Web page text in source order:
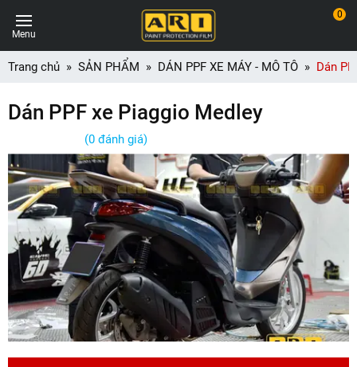
Menu
0
Trang chủ SẢN PHẨM DÁN PPF XE MÁY - MÔ TÔ Dán
Dán PPF xe Piaggio Medley
(0 đánh giá)